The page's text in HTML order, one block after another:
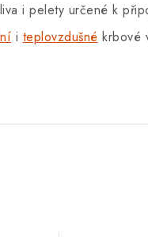
i pelety určené k
i teplovzdušné krbové